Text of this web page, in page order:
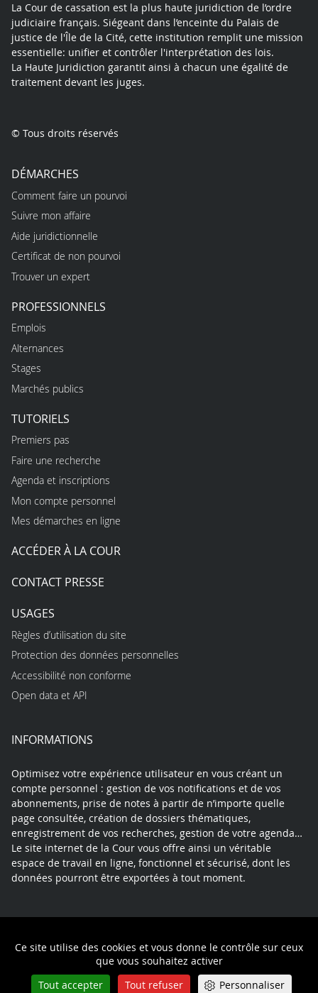
Ce site utilise des cookies et vous donne le contrôle sur ceux
que vous souhaitez activer
Tout accepter
Tout refuser Personnaliser
La Cour de cassation est la plus haute juridiction de l’ordre
judiciaire français. Siégeant dans l’enceinte du Palais de
justice de l'Île de la Cité, cette institution remplit une mission
essentielle: unifier et contrôler l'interprétation des lois.
La Haute Juridiction garantit ainsi à chacun une égalité de
traitement devant les juges.
© Tous droits réservés
DÉMARCHES
Comment faire un pourvoi
Suivre mon affaire
Aide juridictionnelle
Certificat de non pourvoi
Trouver un expert
PROFESSIONNELS
Emplois
Alternances
Stages
Marchés publics
TUTORIELS
Premiers pas
Faire une recherche
Agenda et inscriptions
Mon compte personnel
Mes démarches en ligne
ACCÉDER À LA COUR
CONTACT PRESSE
USAGES
Règles d’utilisation du site
Protection des données personnelles
Accessibilité non conforme
Open data et API
INFORMATIONS
Optimisez votre expérience utilisateur en vous créant un
compte personnel : gestion de vos notifications et de vos
abonnements, prise de notes à partir de n’importe quelle
page consultée, création de dossiers thématiques,
enregistrement de vos recherches, gestion de votre agenda…
Le site internet de la Cour vous offre ainsi un véritable
espace de travail en ligne, fonctionnel et sécurisé, dont les
données pourront être exportées à tout moment.
Politique de confidentialité